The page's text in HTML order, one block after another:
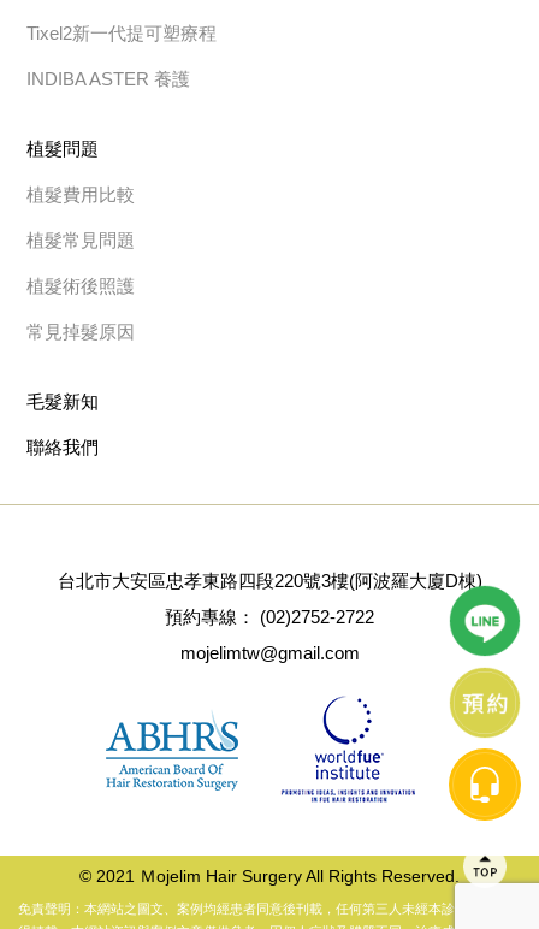
Tixel2新一代提可塑療程
INDIBA ASTER 養護
植髮問題
植髮費用比較
植髮常見問題
植髮術後照護
常見掉髮原因
毛髮新知
聯絡我們
台北市大安區忠孝東路四段220號3樓(阿波羅大廈D棟)
預約專線：
(02)2752-2722
mojelimtw@gmail.com
© 2021 Ｍojelim Hair Surgery All Rights Reserved.
免責聲明：本網站之圖文、案例均經患者同意後刊載，任何第三人未經本診所同意，不